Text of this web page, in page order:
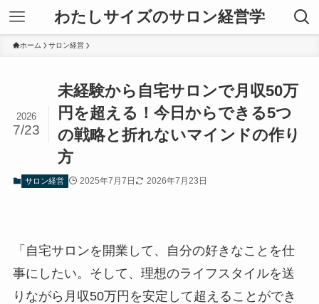
わたしサイズのサロン経営学
ホーム サロン経営
未経験から自宅サロンで月収50万
円を超える！今日からできる5つ
の戦略と折れないマインドの作り
方
2026
7/23
サロン経営 2025年7月7日 2026年7月23日
「自宅サロンを開業して、自分の好きなことを仕
事にしたい。そして、理想のライフスタイルを送
りながら月収50万円を安定して超えることができ